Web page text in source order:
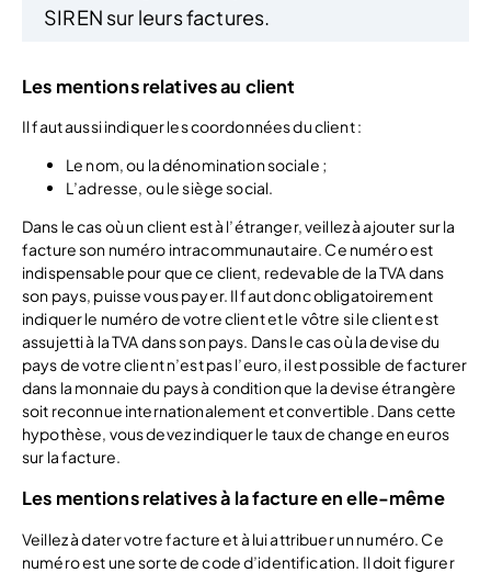
SIREN sur leurs factures.
Les mentions relatives au client
Il faut aussi indiquer les coordonnées du client :
Le nom, ou la dénomination sociale ;
L’adresse, ou le siège social.
Dans le cas où un client est à l’étranger, veillez à ajouter sur la
facture son numéro intracommunautaire. Ce numéro est
indispensable pour que ce client, redevable de la TVA dans
son pays, puisse vous payer. Il faut donc obligatoirement
indiquer le numéro de votre client et le vôtre si le client est
assujetti à la TVA dans son pays. Dans le cas où la devise du
pays de votre client n’est pas l’euro, il est possible de facturer
dans la monnaie du pays à condition que la devise étrangère
soit reconnue internationalement et convertible. Dans cette
hypothèse, vous devez indiquer le taux de change en euros
sur la facture.
Les mentions relatives à la facture en elle-même
Veillez à dater votre facture et à lui attribuer un numéro. Ce
numéro est une sorte de code d’identification. Il doit figurer